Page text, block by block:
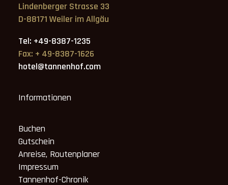
Lindenberger Strasse 33
D-88171 Weiler im Allgäu
Tel: +49-8387-1235
Fax: + 49-8387-1626
hotel@tannenhof.com
Informationen
Buchen
Gutschein
Anreise, Routenplaner
Impressum
Tannenhof-Chronik